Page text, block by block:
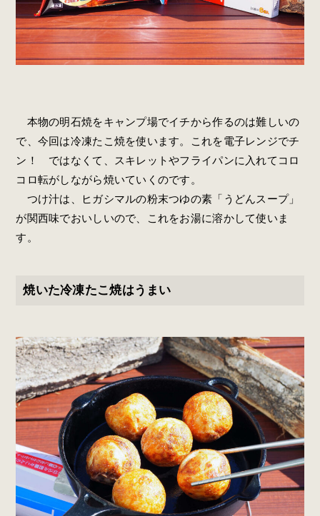
本物の明石焼をキャンプ場でイチから作るのは難しいの
で、今回は冷凍たこ焼を使います。これを電子レンジでチ
ン！ ではなくて、スキレットやフライパンに入れてコロ
コロ転がしながら焼いていくのです。
つけ汁は、ヒガシマルの粉末つゆの素「うどんスープ」
が関西味でおいしいので、これをお湯に溶かして使いま
す。
焼いた冷凍たこ焼はうまい